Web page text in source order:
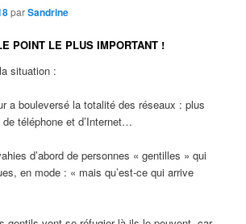
parSandrine
POINT LE PLUS IMPORTANT !
situation :
a bouleversé la totalité des réseaux : plus
de téléphone et d’Internet…
d’abord de personnes « gentilles » qui
en mode : « mais qu’est-ce qui arrive